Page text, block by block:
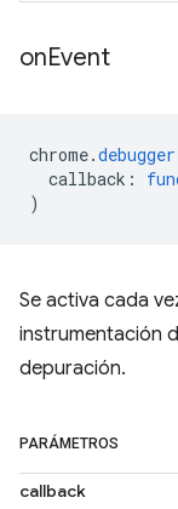
onEvent
chrome.debugger
callback :
)
Se activa cada
instrumentación
depuración.
PARÁMETROS
callback